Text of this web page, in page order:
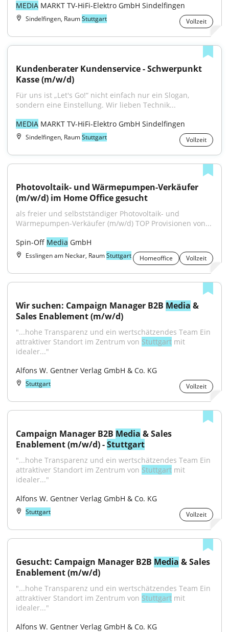
MEDIA MARKT TV-HiFi-Elektro GmbH Sindelfingen
Sindelfingen, RaumStuttgart Vollzeit
Kundenberater Kundenservice - Schwerpunkt
Kasse (m/w/d)
Für uns ist „Let's Go!“ nicht einfach nur ein Slogan,
sondern eine Einstellung. Wir lieben Technik...
MEDIA MARKT TV-HiFi-Elektro GmbH Sindelfingen
Sindelfingen, RaumStuttgart Vollzeit
Photovoltaik- und Wärmepumpen-Verkäufer
(m/w/d) im Home Office gesucht
als freier und selbstständiger Photovoltaik- und
Wärmepumpen-Verkäufer (m/w/d) TOP Provisionen von...
Spin-Off Media GmbH
Esslingen am Neckar, RaumStuttgart Homeoffice Vollzeit
Wir suchen: Campaign Manager B2B Media &
Sales Enablement (m/w/d)
"...hohe Transparenz und ein wertschätzendes Team Ein
attraktiver Standort im Zentrum von Stuttgart mit
idealer..."
Alfons W. Gentner Verlag GmbH & Co. KG
Stuttgart Vollzeit
Campaign Manager B2B Media & Sales
Enablement (m/w/d) - Stuttgart
"...hohe Transparenz und ein wertschätzendes Team Ein
attraktiver Standort im Zentrum von Stuttgart mit
idealer..."
Alfons W. Gentner Verlag GmbH & Co. KG
Stuttgart Vollzeit
Gesucht: Campaign Manager B2B Media & Sales
Enablement (m/w/d)
"...hohe Transparenz und ein wertschätzendes Team Ein
attraktiver Standort im Zentrum von Stuttgart mit
idealer..."
Alfons W. Gentner Verlag GmbH & Co. KG